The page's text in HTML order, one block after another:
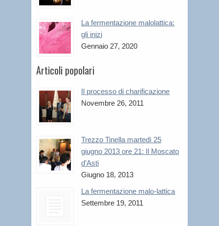
La fermentazione malolattica:
gli inizi
Gennaio 27, 2020
Articoli popolari
Il processo di charificazione
Novembre 26, 2011
Trezzo Tinella martedì 25
giugno 2013 ore 21: Il Moscato
d’Asti
Giugno 18, 2013
La fermentazione malo-lattica
Settembre 19, 2011